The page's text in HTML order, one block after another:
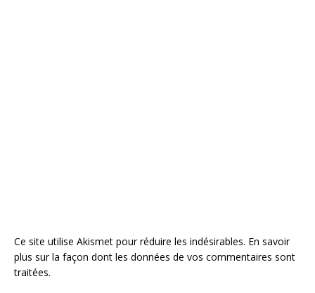
Ce site utilise Akismet pour réduire les indésirables. En savoir
plus sur la façon dont les données de vos commentaires sont
traitées.